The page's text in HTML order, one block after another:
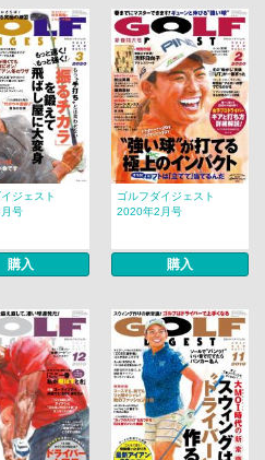
ジェスト
号
購入
ゴルフダイジェスト
2020年2月号
購入